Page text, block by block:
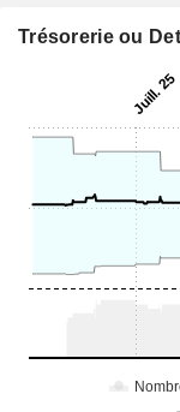
Trésorerie ou